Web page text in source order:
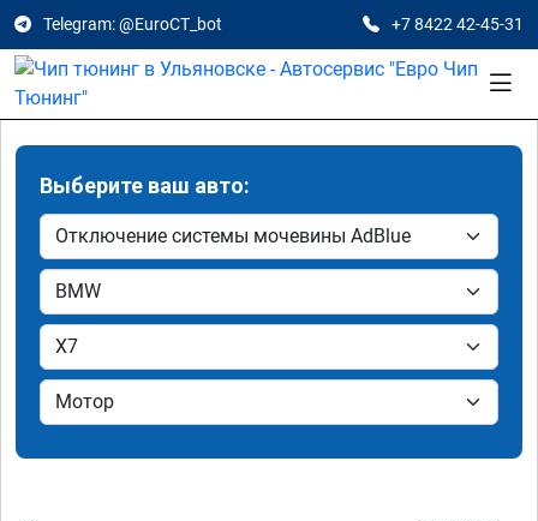
Telegram: @EuroCT_bot +7 8422 42-45-31
Выберите ваш авто: